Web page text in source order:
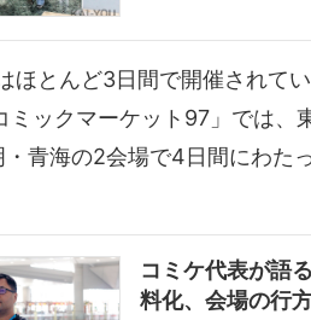
ほとんど3日間で開催されて
ミックマーケット97」では、
・青海の2会場で4日間にわた
コミケ代表が語
料化、会場の行